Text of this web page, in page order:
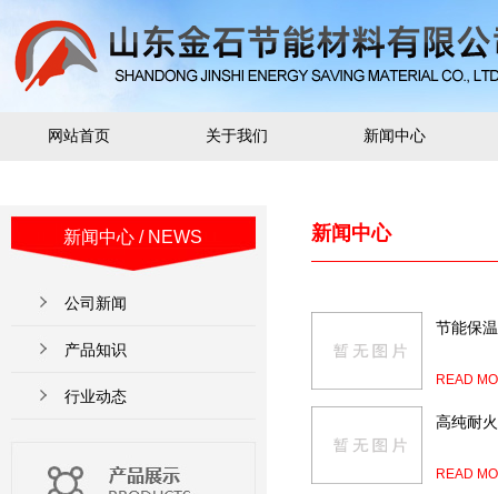
网站首页 关于我们 新闻中心
新闻中心 / NEWS
公司新闻
产品知识
行业动态
新闻中心
节能保
READ
高纯耐
READ